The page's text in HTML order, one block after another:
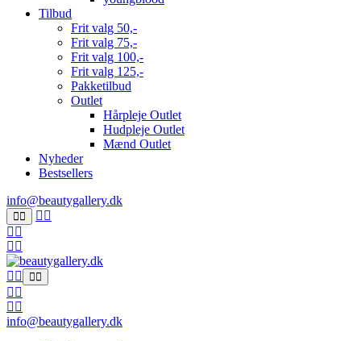
Tilbud
Frit valg 50,-
Frit valg 75,-
Frit valg 100,-
Frit valg 125,-
Pakketilbud
Outlet
Hårpleje Outlet
Hudpleje Outlet
Mænd Outlet
Nyheder
Bestsellers
info@beautygallery.dk
info@beautygallery.dk